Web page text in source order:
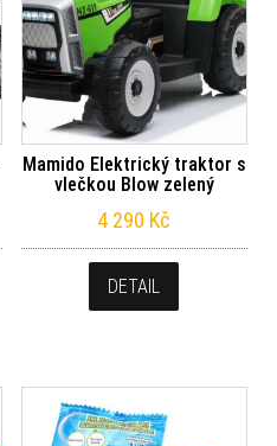
Mamido Elektrický traktor s
vlečkou Blow zelený
4 290 Kč
DETAIL